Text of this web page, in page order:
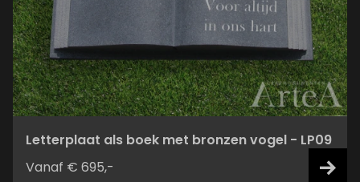
Letterplaat als boek met bronzen vogel - LP09
Vanaf € 695,-